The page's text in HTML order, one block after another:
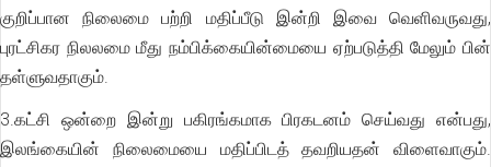
குறிப்பான நிலைமை பற்றி மதிப்பீடு இன்றி இவை வெளிவருவது,
புரட்சிகர நிலலமை மீது நம்பிக்கையின்மையை ஏற்படுத்தி மேலும் பின்
தள்ளுவதாகும்.
3.கட்சி ஒன்றை இன்று பகிரங்கமாக பிரகடனம் செய்வது என்பது,
இலங்கையின் நிலைமையை மதிப்பிடத் தவறியதன் விளைவாகும்.